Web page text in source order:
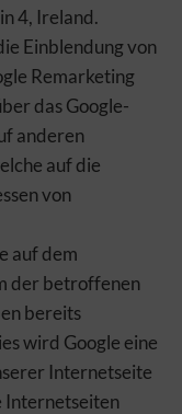
4, Ireland.
Einblendung von
Remarketing
das Google-
anderen
auf die
von
auf dem
der betroffenen
bereits
wird Google eine
Internetseite
Internetseiten